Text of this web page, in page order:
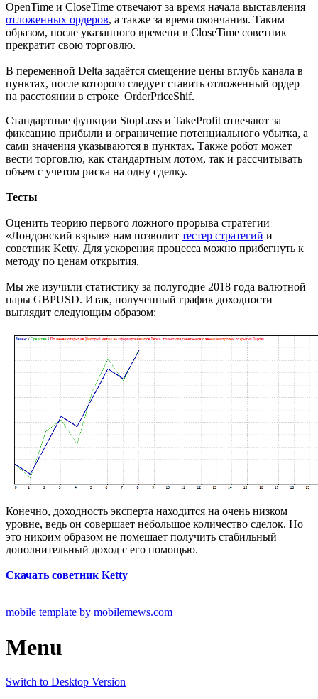
OpenTime и CloseTime отвечают за время начала выставления
отложенных ордеров, а также за время окончания. Таким
образом, после указанного времени в CloseTime советник
прекратит свою торговлю.
В переменной Delta задаётся смещение цены вглубь канала в
пунктах, после которого следует ставить отложенный ордер
на расстоянии в строке OrderPriceShif.
Стандартные функции StopLoss и TakeProfit отвечают за
фиксацию прибыли и ограничение потенциального убытка, а
сами значения указываются в пунктах. Также робот может
вести торговлю, как стандартным лотом, так и рассчитывать
объем с учетом риска на одну сделку.
Тесты
Оценить теорию первого ложного прорыва стратегии
«Лондонский взрыв» нам позволит тестер стратегий и
советник Ketty. Для ускорения процесса можно прибегнуть к
методу по ценам открытия.
Мы же изучили статистику за полугодие 2018 года валютной
пары GBPUSD. Итак, полученный график доходности
выглядит следующим образом:
Конечно, доходность эксперта находится на очень низком
уровне, ведь он совершает небольшое количество сделок. Но
это никоим образом не помешает получить стабильный
дополнительный доход с его помощью.
Скачать советник Ketty
mobile template by mobilemews.com
Menu
Switch to Desktop Version